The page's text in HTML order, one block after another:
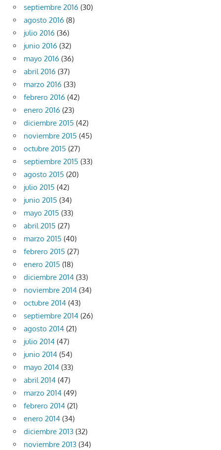
septiembre 2016 (30)
agosto 2016 (8)
julio 2016 (36)
junio 2016 (32)
mayo 2016 (36)
abril 2016 (37)
marzo 2016 (33)
febrero 2016 (42)
enero 2016 (23)
diciembre 2015 (42)
noviembre 2015 (45)
octubre 2015 (27)
septiembre 2015 (33)
agosto 2015 (20)
julio 2015 (42)
junio 2015 (34)
mayo 2015 (33)
abril 2015 (27)
marzo 2015 (40)
febrero 2015 (27)
enero 2015 (18)
diciembre 2014 (33)
noviembre 2014 (34)
octubre 2014 (43)
septiembre 2014 (26)
agosto 2014 (21)
julio 2014 (47)
junio 2014 (54)
mayo 2014 (33)
abril 2014 (47)
marzo 2014 (49)
febrero 2014 (21)
enero 2014 (34)
diciembre 2013 (32)
noviembre 2013 (34)